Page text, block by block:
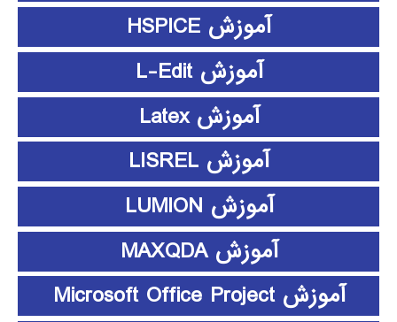
آموزش HSPICE
آموزش L-Edit
آموزش Latex
آموزش LISREL
آموزش LUMION
آموزش MAXQDA
آموزش Microsoft Office Project